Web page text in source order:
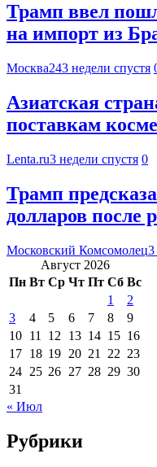
Трамп ввел
на импорт из
Москва243 недели спустя
Азиатская
поставкам
Lenta.ru3 недели спустя 0
Трамп
долларов после
Московский Комсомолец3
Август 2026
Пн Вт Ср Чт Пт Сб Вс
1
2
3
4 5 6 7 8
9
10 11 12 13 14 15 16
17 18 19 20 21 22 23
24 25 26 27 28 29 30
31
« Июл
Рубрики